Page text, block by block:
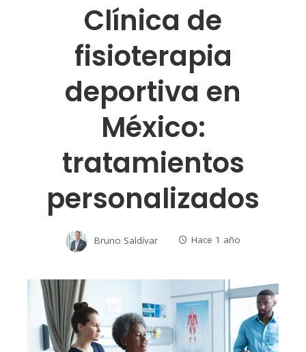
Clínica de
fisioterapia
deportiva en
México:
tratamientos
personalizados
Bruno Saldívar Hace 1 año